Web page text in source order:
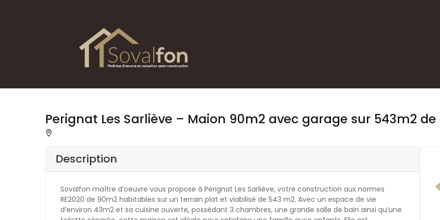
Perignat Les Sarliève – Maion 90m2 avec garage sur 543m2 de
Description
Sovalfon maître d’oeuvre vous propose à Perignat Les Sarliève, votre construction aux normes
RE2020 de 90m2 habitables sur un terrain plat et viabilisé de 543 m2. Avec un espace de vie
d’environ 43m2 et sa cuisine ouverte, possédant 3 chambres, une grande salle de bain ainsi qu’une